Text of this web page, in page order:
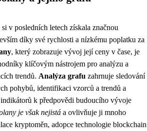
v posledních letech získala značnou
díky své rychlosti a nízkému poplatku za
, který zobrazuje vývoj její ceny v čase, je
klíčovým nástrojem pro analýzu a
trendů. Analýza grafu zahrnuje sledování
pohybů, identifikaci vzorců a trendů a
k předpovědi budoucího vývoje
je však nejistá a ovlivňuje ji mnoho
kryptoměn, adopce technologie blockchain